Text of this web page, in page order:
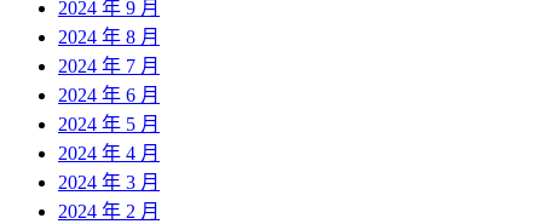
2024 年 9 月
2024 年 8 月
2024 年 7 月
2024 年 6 月
2024 年 5 月
2024 年 4 月
2024 年 3 月
2024 年 2 月